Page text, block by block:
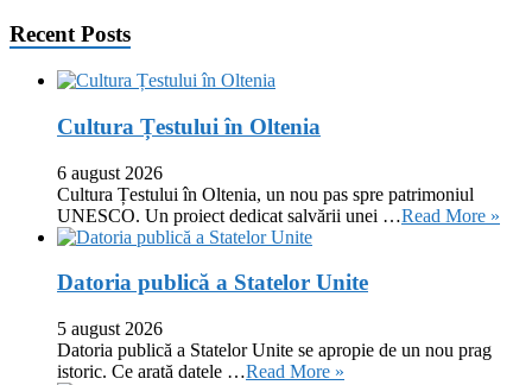
Recent Posts
Cultura Țestului în Oltenia
6 august 2026
Cultura Țestului în Oltenia, un nou pas spre patrimoniul
UNESCO. Un proiect dedicat salvării unei …Read More »
Datoria publică a Statelor Unite
5 august 2026
Datoria publică a Statelor Unite se apropie de un nou prag
istoric. Ce arată datele …Read More »